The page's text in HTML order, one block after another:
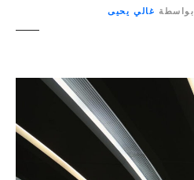
بواسطة غالي يحيى